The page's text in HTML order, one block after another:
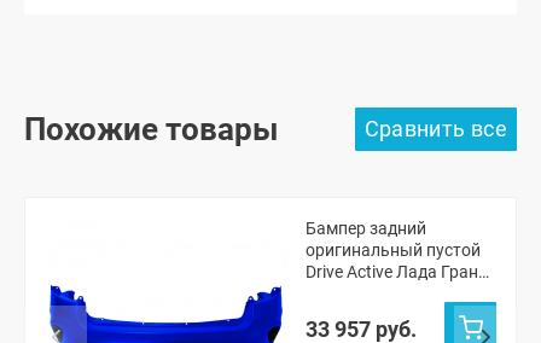
Похожие товары
Бампер задний
оригинальный пустой
Drive Active Лада Гранта
33 957 руб.